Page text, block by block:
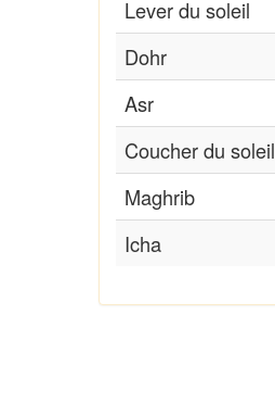
Lever du soleil
Dohr
Asr
Coucher du soleil
Maghrib
Icha